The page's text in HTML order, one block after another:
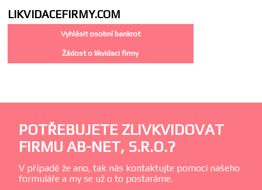
LIKVIDACEFIRMY.COM
Vyhlásit osobní bankrot
Žádost o likvidaci firmy
POTŘEBUJETE ZLIVKVIDOVAT
FIRMU AB-NET, S.R.O.?
V případě že ano, tak nás kontaktujte pomocí našeho
formuláře a my se už o to postaráme.